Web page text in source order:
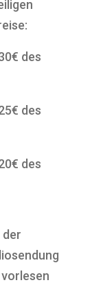
des
des
des